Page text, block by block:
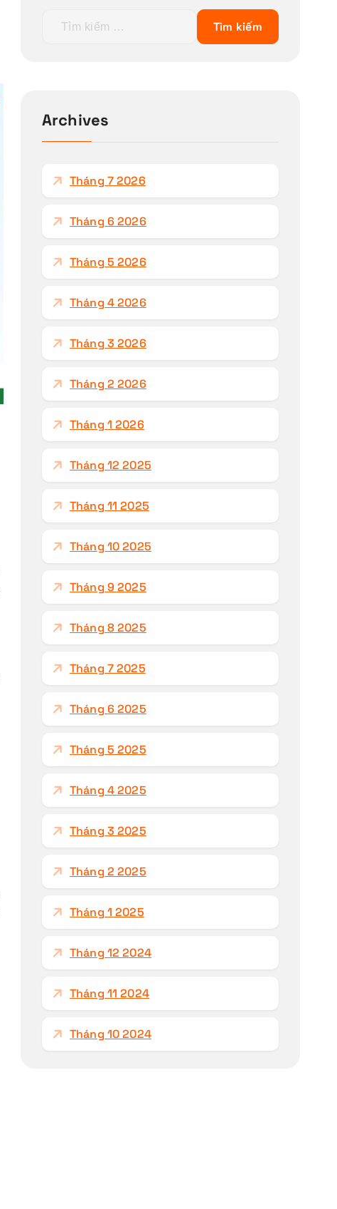
ế
Archives
Tháng 7 2026
Tháng 6 2026
Tháng 5 2026
Tháng 4 2026
Tháng 3 2026
Tháng 2 2026
Tháng 1 2026
Tháng 12 2025
Tháng 11 2025
Tháng 10 2025
Tháng 9 2025
Tháng 8 2025
Tháng 7 2025
Tháng 6 2025
Tháng 5 2025
Tháng 4 2025
Tháng 3 2025
Tháng 2 2025
Tháng 1 2025
Tháng 12 2024
Tháng 11 2024
Tháng 10 2024